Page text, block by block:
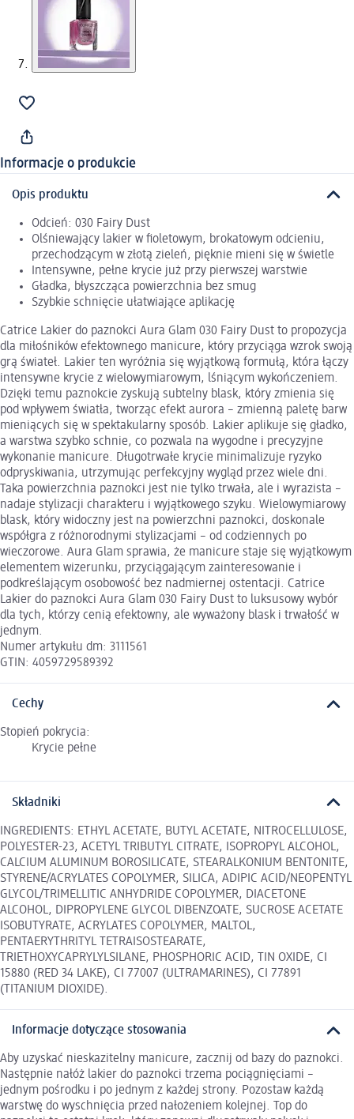
Informacje o produkcie
Opis produktu
Odcień: 030 Fairy Dust
Olśniewający lakier w fioletowym, brokatowym odcieniu,
przechodzącym w złotą zieleń, pięknie mieni się w świetle
Intensywne, pełne krycie już przy pierwszej warstwie
Gładka, błyszcząca powierzchnia bez smug
Szybkie schnięcie ułatwiające aplikację
Catrice Lakier do paznokci Aura Glam 030 Fairy Dust to propozycja
dla miłośników efektownego manicure, który przyciąga wzrok swoją
grą świateł. Lakier ten wyróżnia się wyjątkową formułą, która łączy
intensywne krycie z wielowymiarowym, lśniącym wykończeniem.
Dzięki temu paznokcie zyskują subtelny blask, który zmienia się
pod wpływem światła, tworząc efekt aurora – zmienną paletę barw
mieniących się w spektakularny sposób. Lakier aplikuje się gładko,
a warstwa szybko schnie, co pozwala na wygodne i precyzyjne
wykonanie manicure. Długotrwałe krycie minimalizuje ryzyko
odpryskiwania, utrzymując perfekcyjny wygląd przez wiele dni.
Taka powierzchnia paznokci jest nie tylko trwała, ale i wyrazista –
nadaje stylizacji charakteru i wyjątkowego szyku. Wielowymiarowy
blask, który widoczny jest na powierzchni paznokci, doskonale
współgra z różnorodnymi stylizacjami – od codziennych po
wieczorowe. Aura Glam sprawia, że manicure staje się wyjątkowym
elementem wizerunku, przyciągającym zainteresowanie i
podkreślającym osobowość bez nadmiernej ostentacji. Catrice
Lakier do paznokci Aura Glam 030 Fairy Dust to luksusowy wybór
dla tych, którzy cenią efektowny, ale wyważony blask i trwałość w
jednym.
Numer artykułu dm: 3111561
GTIN: 4059729589392
Cechy
Stopień pokrycia:
Krycie pełne
Składniki
INGREDIENTS: ETHYL ACETATE, BUTYL ACETATE, NITROCELLULOSE,
POLYESTER-23, ACETYL TRIBUTYL CITRATE, ISOPROPYL ALCOHOL,
CALCIUM ALUMINUM BOROSILICATE, STEARALKONIUM BENTONITE,
STYRENE/ACRYLATES COPOLYMER, SILICA, ADIPIC ACID/NEOPENTYL
GLYCOL/TRIMELLITIC ANHYDRIDE COPOLYMER, DIACETONE
ALCOHOL, DIPROPYLENE GLYCOL DIBENZOATE, SUCROSE ACETATE
ISOBUTYRATE, ACRYLATES COPOLYMER, MALTOL,
PENTAERYTHRITYL TETRAISOSTEARATE,
TRIETHOXYCAPRYLYLSILANE, PHOSPHORIC ACID, TIN OXIDE, CI
15880 (RED 34 LAKE), CI 77007 (ULTRAMARINES), CI 77891
(TITANIUM DIOXIDE).
Informacje dotyczące stosowania
Aby uzyskać nieskazitelny manicure, zacznij od bazy do paznokci.
Następnie nałóż lakier do paznokci trzema pociągnięciami –
jednym pośrodku i po jednym z każdej strony. Pozostaw każdą
warstwę do wyschnięcia przed nałożeniem kolejnej. Top do